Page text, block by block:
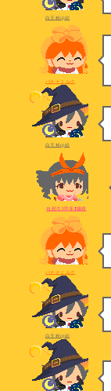
白玉粉@絵
バナナミルク
白玉粉@絵
自慰生ｷ甲斐ｵ嬢様
バナナミルク
白玉粉@絵